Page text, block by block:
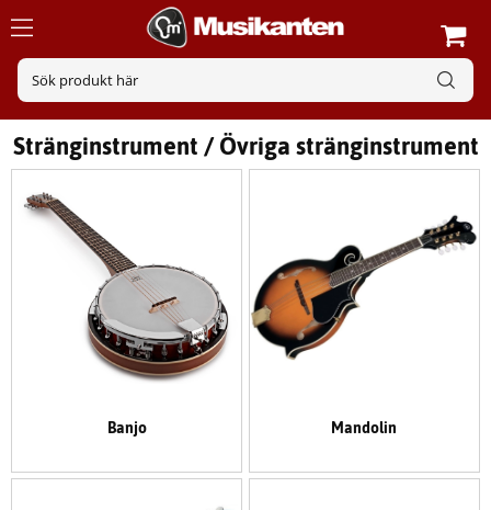
Stränginstrument / Övriga stränginstrument
Banjo Mandolin